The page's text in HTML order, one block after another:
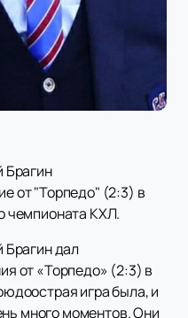
Брагин
от "Торпедо" (2:3) в
чемпионата КХЛ.
Брагин дал
от «Торпедо» (2:3) в
игра была, и
много моментов. Они